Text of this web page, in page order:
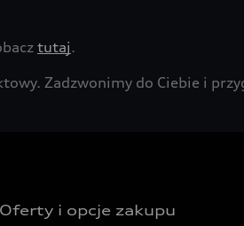
tutaj.
Zadzwonimy do Ciebie i
Oferty i opcje zakupu